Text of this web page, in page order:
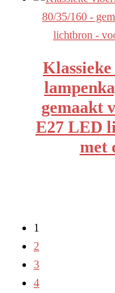
gemaakt
E27 LED
met
1
2
3
4